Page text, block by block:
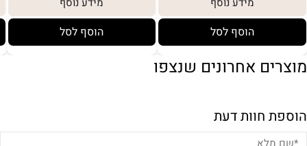
מוצרים אחרונים שנצפו
הוספת חוות דעת